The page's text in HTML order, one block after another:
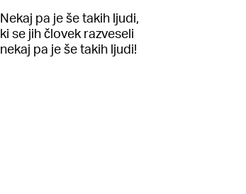
Nekaj pa je še takih ljudi,
ki se jih človek razveseli
nekaj pa je še takih ljudi!